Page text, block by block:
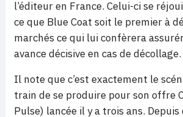
l’éditeur en France. Celui-ci se
ce que Blue Coat soit le premier à
marchés ce qui lui confèrera
avance décisive en cas de décollage.
Il note que c’est exactement le
train de se produire pour son offre
Pulse) lancée il y a trois ans.